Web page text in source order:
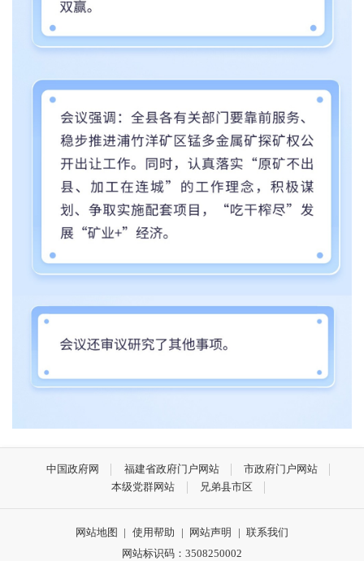
中国政府网 福建省政府门户网站
市政府门户网站
本级党群网站
兄弟县市区
网站地图 | 使用帮助 | 网站声明 | 联系我们
网站标识码：3508250002